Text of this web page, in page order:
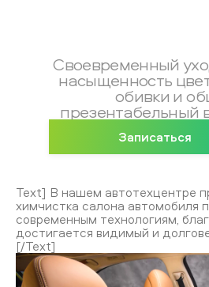
Своевременный
насыщенность
обивки и
презентабельный
Записаться
Text] В нашем автотехцентре
химчистка салона автомобиля
современным технологиям,
достигается видимый и
[/Text]